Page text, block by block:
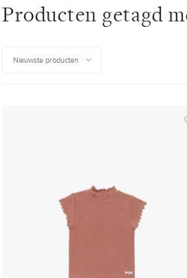
Producten getagd
Nieuwste producten